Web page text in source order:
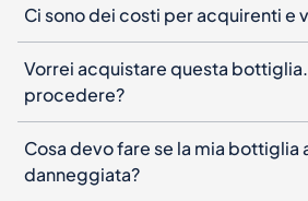
Ci sono dei costi per acquirenti e
Vorrei acquistare questa
procedere?
Cosa devo fare se la mia bottiglia
danneggiata?